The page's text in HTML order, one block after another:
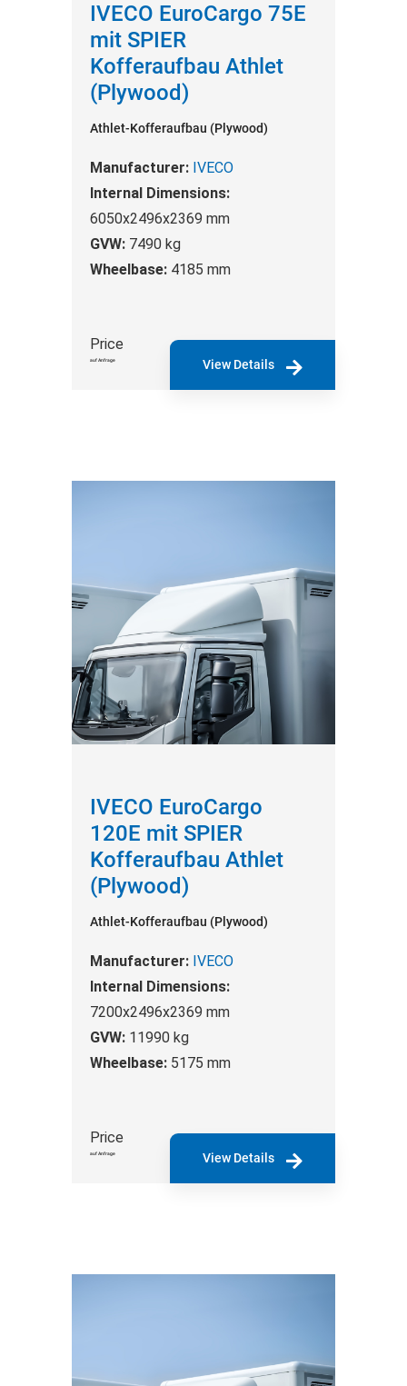
IVECO EuroCargo 75E
mit SPIER
Kofferaufbau Athlet
(Plywood)
Athlet-Kofferaufbau (Plywood)
Manufacturer: IVECO
Internal Dimensions:
6050x2496x2369 mm
GVW: 7490 kg
Wheelbase: 4185 mm
Price
auf Anfrage View Details
IVECO EuroCargo
120E mit SPIER
Kofferaufbau Athlet
(Plywood)
Athlet-Kofferaufbau (Plywood)
Manufacturer: IVECO
Internal Dimensions:
7200x2496x2369 mm
GVW: 11990 kg
Wheelbase: 5175 mm
Price
auf Anfrage View Details